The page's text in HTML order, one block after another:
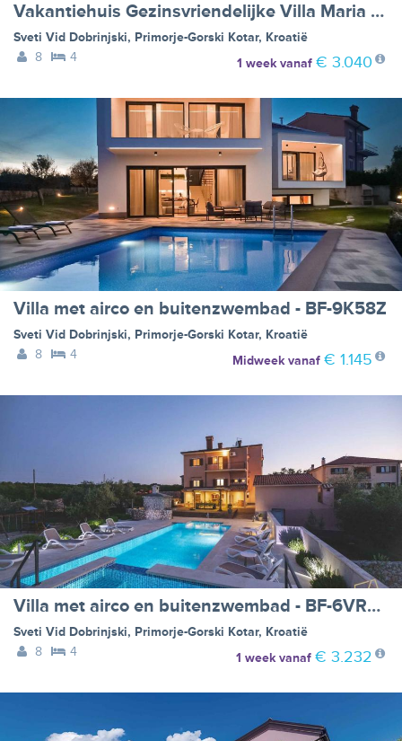
Vakantiehuis Gezinsvriendelijke Villa Maria met buitenzwembad en barbecue op Krk - BF-9P76G
Sveti Vid Dobrinjski, Primorje-Gorski Kotar, Kroatië
8
4 1 weekvanaf € 3.040
Villa met airco en buitenzwembad - BF-9K58Z
Sveti Vid Dobrinjski, Primorje-Gorski Kotar, Kroatië
8
4 Midweekvanaf € 1.145
Villa met airco en buitenzwembad - BF-6VR5B
Sveti Vid Dobrinjski, Primorje-Gorski Kotar, Kroatië
8
4 1 weekvanaf € 3.232